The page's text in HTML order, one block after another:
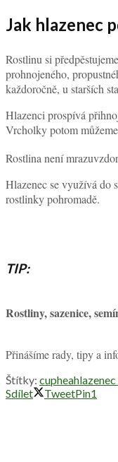
Jak hlazenec
Rostlinu si
prohnojeného,
každoročně, u starších
Hlazenci prospívá
Vrcholky potom
Rostlina není
Hlazenec se využívá do
rostlinky pohromadě.
TIP:
Rostliny, sazenice,
Přinášíme rady, tipy a
Štítky: cuphea
Sdílet
TweetPin1